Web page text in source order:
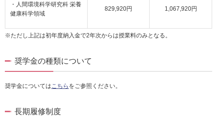
・人間環境科学研究科 栄養
健康科学領域
829,920円 1,067,920円
※ただし上記は初年度納入金で2年次からは授業料のみとなる。
奨学金の種類について
奨学金については こちら をご参照ください。
長期履修制度